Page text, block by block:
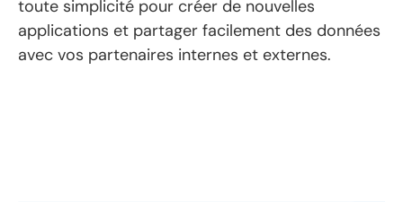
toute simplicité pour créer de nouvelles
applications et partager facilement des données
avec vos partenaires internes et externes.